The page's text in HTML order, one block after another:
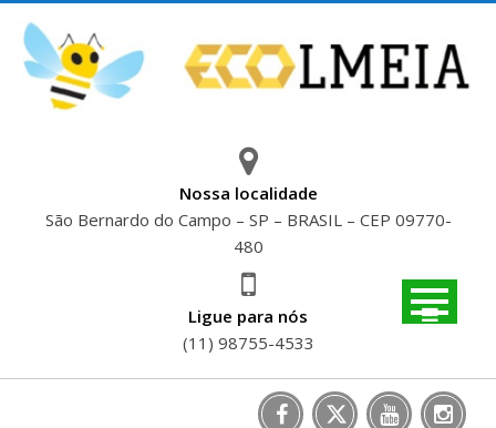
content
Nossa localidade
São Bernardo do Campo – SP – BRASIL – CEP 09770-
480
Ligue para nós
(11) 98755-4533